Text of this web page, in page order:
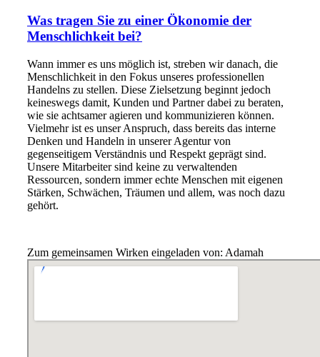
Was tragen Sie zu einer Ökonomie der
Menschlichkeit bei?
Wann immer es uns möglich ist, streben wir danach, die
Menschlichkeit in den Fokus unseres professionellen
Handelns zu stellen. Diese Zielsetzung beginnt jedoch
keineswegs damit, Kunden und Partner dabei zu beraten,
wie sie achtsamer agieren und kommunizieren können.
Vielmehr ist es unser Anspruch, dass bereits das interne
Denken und Handeln in unserer Agentur von
gegenseitigem Verständnis und Respekt geprägt sind.
Unsere Mitarbeiter sind keine zu verwaltenden
Ressourcen, sondern immer echte Menschen mit eigenen
Stärken, Schwächen, Träumen und allem, was noch dazu
gehört.
Zum gemeinsamen Wirken eingeladen von: Adamah